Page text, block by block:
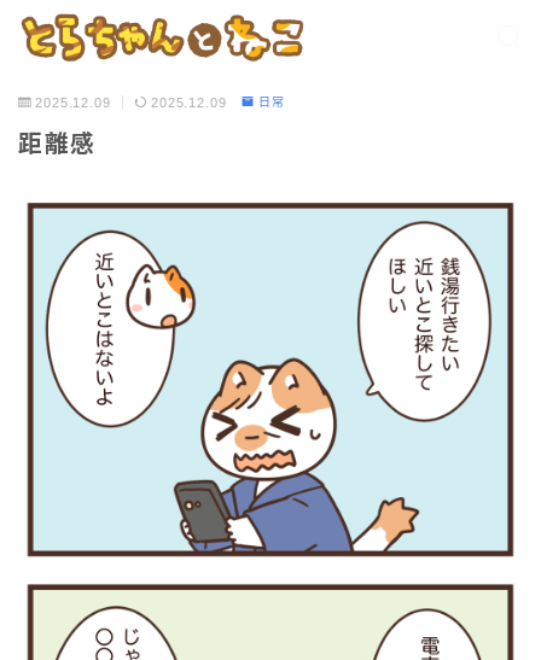
2025.12.09 2025.12.09 日常
距離感